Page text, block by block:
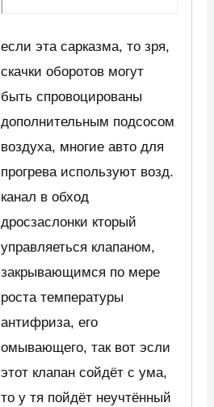
если эта сарказма, то зря,
скачки оборотов могут
быть спровоцированы
дополнительным подсосом
воздуха, многие авто для
прогрева используют возд.
канал в обход
дросзаслонки кторый
управляеться клапаном,
закрывающимся по мере
роста температуры
антифриза, его
омывающего, так вот эсли
этот клапан сойдёт с ума,
то у тя пойдёт неучтённый